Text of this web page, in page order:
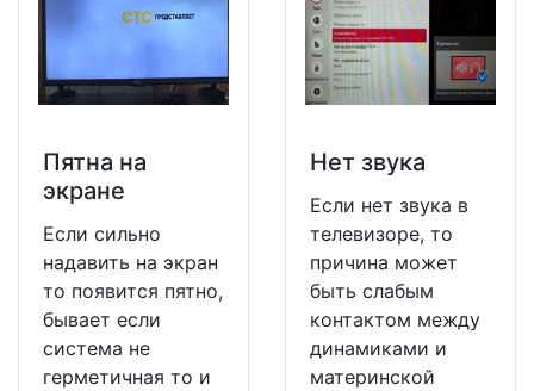
Пятна на
экране
Если сильно
надавить на экран
то появится пятно,
бывает если
система не
герметичная то и
Нет звука
Если нет звука в
телевизоре, то
причина может
быть слабым
контактом между
динамиками и
материнской